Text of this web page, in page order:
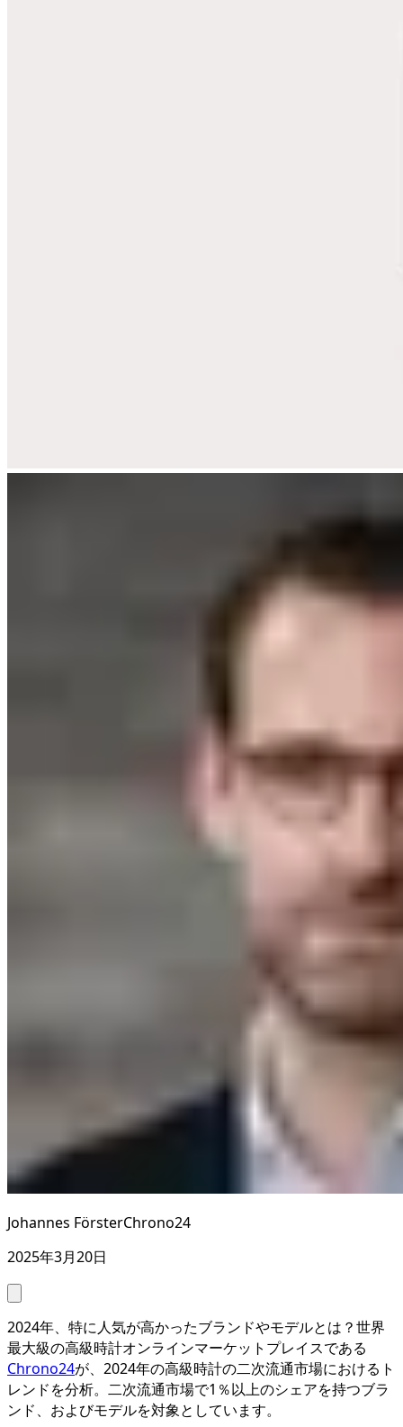
Johannes FörsterChrono24
2025年3月20日
2024年、特に人気が高かったブランドやモデルとは？世界
最大級の高級時計オンラインマーケットプレイスである
Chrono24が、2024年の高級時計の二次流通市場におけるト
レンドを分析。二次流通市場で1％以上のシェアを持つブラ
ンド、およびモデルを対象としています。